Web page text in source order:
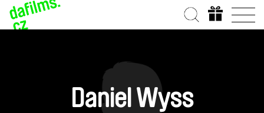
Daniel Wyss